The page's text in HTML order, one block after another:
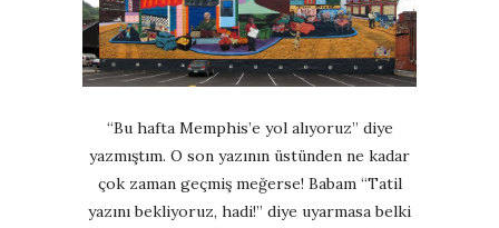
“Bu hafta Memphis’e yol alıyoruz” diye
yazmıştım. O son yazının üstünden ne kadar
çok zaman geçmiş meğerse! Babam “Tatil
yazını bekliyoruz, hadi!” diye uyarmasa belki